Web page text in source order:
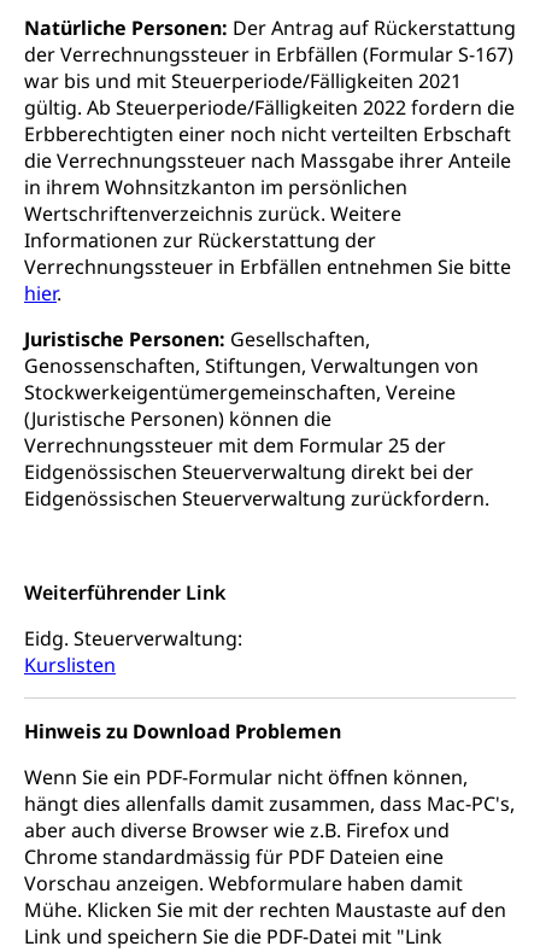
Natürliche Personen: Der Antrag auf Rückerstattung
der Verrechnungssteuer in Erbfällen (Formular S-167)
war bis und mit Steuerperiode/Fälligkeiten 2021
gültig. Ab Steuerperiode/Fälligkeiten 2022 fordern die
Erbberechtigten einer noch nicht verteilten Erbschaft
die Verrechnungssteuer nach Massgabe ihrer Anteile
in ihrem Wohnsitzkanton im persönlichen
Wertschriftenverzeichnis zurück. Weitere
Informationen zur Rückerstattung der
Verrechnungssteuer in Erbfällen entnehmen Sie bitte
hier.
Juristische Personen: Gesellschaften,
Genossenschaften, Stiftungen, Verwaltungen von
Stockwerkeigentümergemeinschaften, Vereine
(Juristische Personen) können die
Verrechnungssteuer mit dem Formular 25 der
Eidgenössischen Steuerverwaltung direkt bei der
Eidgenössischen Steuerverwaltung zurückfordern.
Weiterführender Link
Eidg. Steuerverwaltung:
Kurslisten
Hinweis zu Download Problemen
Wenn Sie ein PDF-Formular nicht öffnen können,
hängt dies allenfalls damit zusammen, dass Mac-PC's,
aber auch diverse Browser wie z.B. Firefox und
Chrome standardmässig für PDF Dateien eine
Vorschau anzeigen. Webformulare haben damit
Mühe. Klicken Sie mit der rechten Maustaste auf den
Link und speichern Sie die PDF-Datei mit "Link
Kantonales Tabakpräventionsprogramm
Gesundheitsförderung
Prävention (Polizei)
Suchtprävention
Gesundheitsversorgung
Sozialversicherungen, Sozialpolitik,
Arbeitslosenversicherung,
Mutterschaftsversicherung, Krankenversicherung,
Unfallversicherung, Invalidenversicherung,
Sozialhilfe
Kranken- und Unfallversicherung
(gruezi.lu.ch)
Krankenversicherung (WAS Luzern)
Existenzsicherung - Sozialhilfe
Opferhilfe
Arbeitslosenversicherung (WAS Luzern)
Invalidenversicherung (WAS Luzern)
Soziale Sicherheit
Sucht und Drogen
Drogenabhängigkeit, Drogensucht,
Medikamentenabhängigkeit,
Arzneimittelabhängigkeit, Suchtkrankheit,
Drogenabhängige, Drogensüchtige,
Betäubungsmittel, Suchtmittel, Psychopharmaka
Fachstelle Sucht Region Luzern
Drogen (Polizei)
Sucht
Gesundheitsversorgung
Gesundheitsversorgung, Spital, Pflegeinitiative,
Ambulant vor stationär, AVOS, Patientendossier
Gesundheitsversorgung
AHV / IV
Altersrente, Invalidenrente, Witwenrente,
Ergänzungsleistungen, Altersvorsorge,
Hilfslosenentschädigung (WAS Luzern)
AHV-Hinterlassenenrente (WAS Luzern)
AHV-Beiträge (WAS Luzern)
Informationsstelle AHV/IV
Ergänzungsleistungen (EL) (WAS Luzern)
AHV-Altersrente (WAS Luzern)
IV-Leistungen (WAS Luzern)
Behinderung
geistige Behinderung, psychische Behinderung,
Inklusion im Sport
Menschen mit Behinderungen
Kultur und Medien
Archive und Bibliotheken